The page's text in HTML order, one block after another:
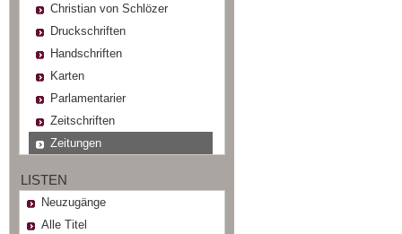
Christian von Schlözer
Druckschriften
Handschriften
Karten
Parlamentarier
Zeitschriften
Zeitungen
LISTEN
Neuzugänge
Alle Titel